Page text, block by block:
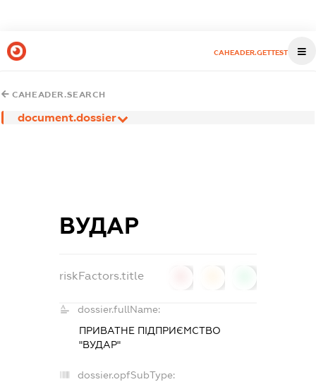
CAHEADER.GETTEST
CAHEADER.SEARCH
document.dossier
ВУДАР
riskFactors.title
dossier.fullName:
ПРИВАТНЕ ПІДПРИЄМСТВО
"ВУДАР"
dossier.opfSubType: